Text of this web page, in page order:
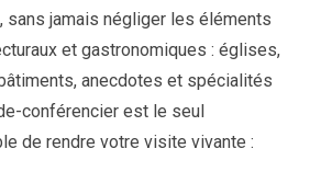
sans jamais négliger les éléments
et gastronomiques : églises,
anecdotes et spécialités
conférencier est le seul
de rendre votre visite vivante :